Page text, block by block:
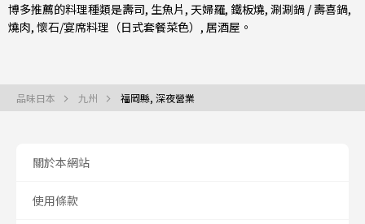
博多推薦的料理種類是壽司, 生魚片 , 天婦羅, 鐵板燒, 涮涮鍋 / 壽喜鍋,
燒肉, 懷石/宴席料理（日式套餐菜色） , 居酒屋 。
品味日本 九州 福岡縣, 深夜營業
關於本網站
使用條款